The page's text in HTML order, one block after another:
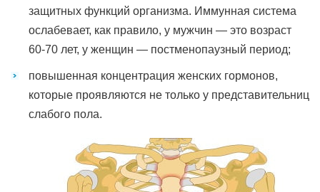
защитных функций организма. Иммунная система
ослабевает, как правило, у мужчин — это возраст
60-70 лет, у женщин — постменопаузный период;
повышенная концентрация женских гормонов,
которые проявляются не только у представительниц
слабого пола.